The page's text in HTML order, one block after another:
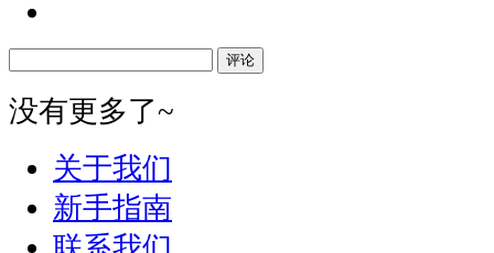
评论
没有更多了~
关于我们
新手指南